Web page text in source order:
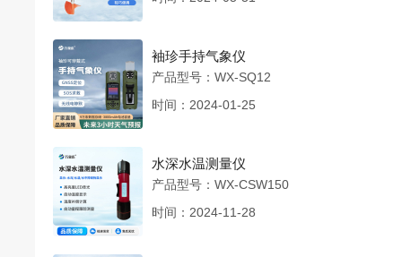
袖珍手持气象仪
产品型号：WX-SQ12
时间：2024-01-25
水深水温测量仪
产品型号：WX-CSW150
时间：2024-11-28